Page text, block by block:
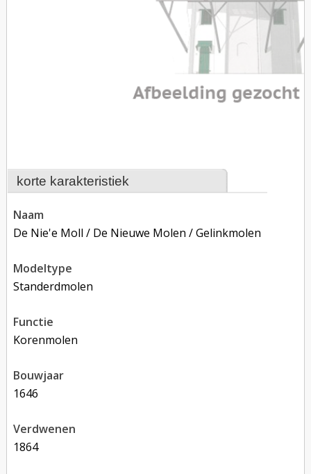
korte karakteristiek
naam
De Nie'e Moll / De Nieuwe Molen / Gelinkmolen
modeltype
Standerdmolen
functie
korenmolen
bouwjaar
1646
verdwenen
1864